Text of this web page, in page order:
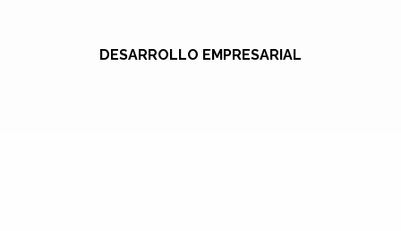
DESARROLLO EMPRESARIAL